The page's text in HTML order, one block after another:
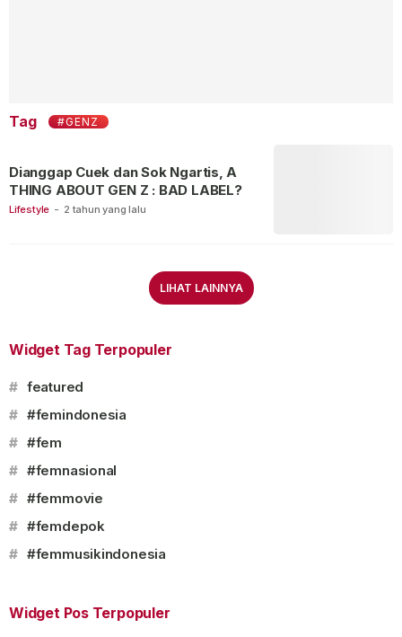
Tag #GENZ
Lifestyle - 2 tahun yang lalu
Dianggap Cuek dan Sok Ngartis, A
THING ABOUT GEN Z : BAD LABEL?
LIHAT LAINNYA
Widget Tag Terpopuler
# featured
# #femindonesia
# #fem
# #femnasional
# #femmovie
# #femdepok
# #femmusikindonesia
Widget Pos Terpopuler